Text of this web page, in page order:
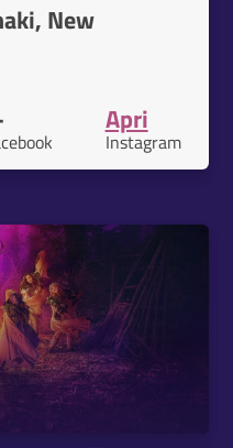
New
Apri
Instagram